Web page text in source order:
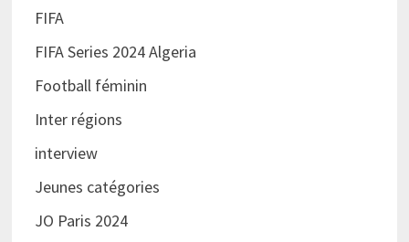
FIFA
FIFA Series 2024 Algeria
Football féminin
Inter régions
interview
Jeunes catégories
JO Paris 2024